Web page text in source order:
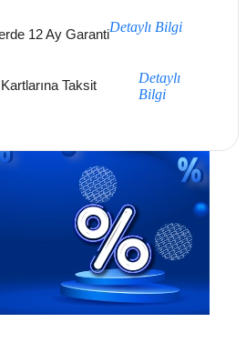
12 Ay GarantiDetaylı Bilgi
Taksit
Detaylı
Bilgi